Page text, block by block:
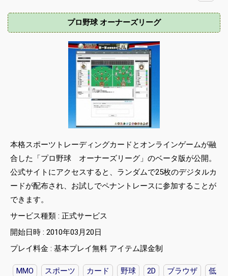
プロ野球 オーナーズリーグ
本格スポーツトレーディングカードとオンラインゲームが融
合した「プロ野球 オーナーズリーグ」のベータ版が公開。
公式サイトにアクセスすると、ランダムで25枚のデジタルカ
ードが配布され、お試しでペナントレースに参加することが
できます。
サービス種類 : 正式サービス
開始日時 : 2010年03月20日
プレイ料金 : 基本プレイ無料 アイテム課金制
MMO スポーツ カード 野球 2D ブラウザ
低